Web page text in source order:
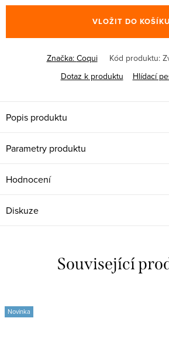
cena:
VLOŽIT DO KOŠÍKU
Značka: Coqui Kód produktu:
Dotaz k produktu
Hlídací
Popis produktu
Parametry produktu
Hodnocení
Diskuze
Související
Novinka